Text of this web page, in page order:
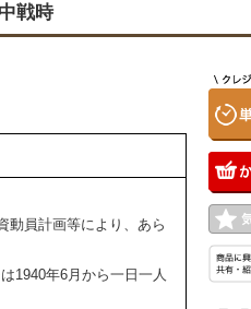
戦時
動員計画等により、あら
1940年6月から一日一人